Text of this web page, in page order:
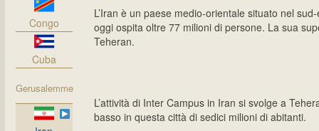
Congo
Cuba
Gerusalemme
L’Iran è un paese medio-orientale situato nel
oggi ospita oltre 77 milioni di persone. La sua
Teheran.
L’attività di Inter Campus in Iran si svolge a
basso in questa città di sedici milioni di abitanti.